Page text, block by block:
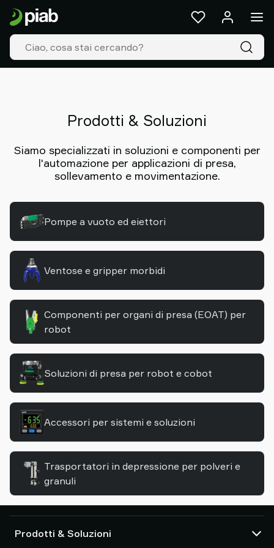
Prodotti & Soluzioni
Siamo specializzati in soluzioni e componenti per
l'automazione per applicazioni di presa,
sollevamento e movimentazione.
Pompe a vuoto ed eiettori
Ventose e gripper morbidi
Componenti per organi di presa (EOAT) per
robot
Soluzioni di presa per robot e cobot
Accessori per sistemi e soluzioni
Trasportatori in depressione per polveri e
granuli
Prodotti & Soluzioni
Prodotti
&
Soluzioni
Industrie
Le
su
Supporto
acquistare
Old
shop